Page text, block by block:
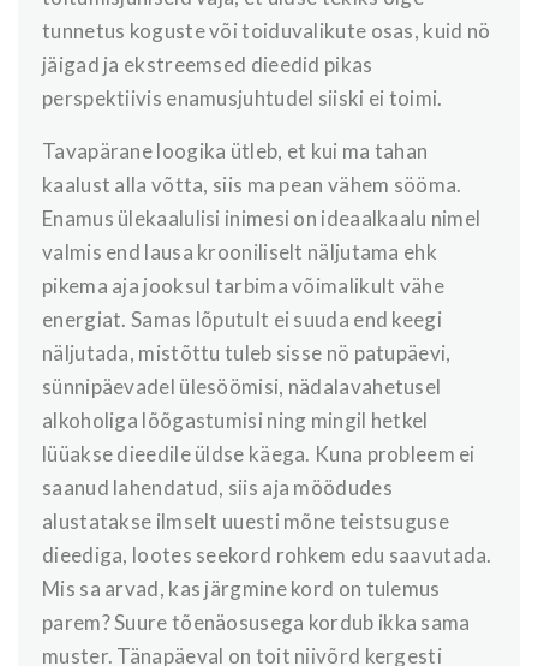
tunnetus koguste või toiduvalikute osas, kuid nö
jäigad ja ekstreemsed dieedid pikas
perspektiivis enamusjuhtudel siiski ei toimi.
Tavapärane loogika ütleb, et kui ma tahan
kaalust alla võtta, siis ma pean vähem sööma.
Enamus ülekaalulisi inimesi on ideaalkaalu nimel
valmis end lausa krooniliselt näljutama ehk
pikema aja jooksul tarbima võimalikult vähe
energiat. Samas lõputult ei suuda end keegi
näljutada, mistõttu tuleb sisse nö patupäevi,
sünnipäevadel ülesöömisi, nädalavahetusel
alkoholiga lõõgastumisi ning mingil hetkel
lüüakse dieedile üldse käega. Kuna probleem ei
saanud lahendatud, siis aja möödudes
alustatakse ilmselt uuesti mõne teistsuguse
dieediga, lootes seekord rohkem edu saavutada.
Mis sa arvad, kas järgmine kord on tulemus
parem? Suure tõenäosusega kordub ikka sama
muster. Tänapäeval on toit niivõrd kergesti